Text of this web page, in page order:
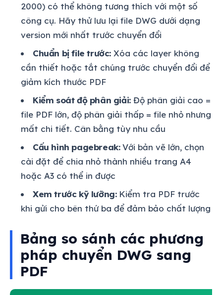
2000) có thể không tương thích với một số
công cụ. Hãy thử lưu lại file DWG dưới dạng
version mới nhất trước chuyển đổi
Chuẩn bị file trước: Xóa các layer không
cần thiết hoặc tắt chúng trước chuyển đổi để
giảm kích thước PDF
Kiểm soát độ phân giải:Độ phân giải cao =
file PDF lớn, độ phân giải thấp = file nhỏ nhưng
mất chi tiết. Cân bằng tùy nhu cầu
Cấu hình pagebreak:Với bản vẽ lớn, chọn
cài đặt để chia nhỏ thành nhiều trang A4
hoặc A3 có thể in được
Xem trước kỹ lưỡng:Kiểm tra PDF trước
khi gửi cho bên thứ ba để đảm bảo chất lượng
Bảng so sánh các phương
pháp chuyển DWG sang
PDF